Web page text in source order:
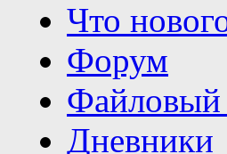
Что
Форум
Файловый
Дневники